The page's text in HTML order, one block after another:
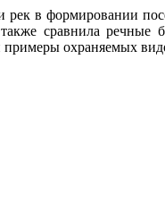
в формировании
сравнила
охраняемых